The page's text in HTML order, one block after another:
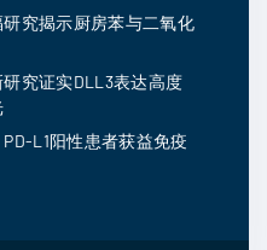
究揭示厨房苯与二氧化
究证实DLL3表达高度
L1阳性患者获益免疫